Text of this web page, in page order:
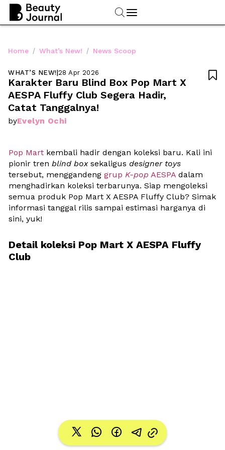
Home / What’s New! / News Scoop
WHAT’S NEW!|28 Apr 2026
Karakter Baru Blind Box Pop Mart X
AESPA Fluffy Club Segera Hadir,
Catat Tanggalnya!
byEvelyn Ochi

Pop Mart kembali hadir dengan koleksi baru. Kali ini
pionir tren blind box sekaligus designer toys
tersebut, menggandeng grup K-pop AESPA dalam
menghadirkan koleksi terbarunya. Siap mengoleksi
semua produk Pop Mart X AESPA Fluffy Club? Simak
informasi tanggal rilis sampai estimasi harganya di
sini, yuk!
Detail koleksi Pop Mart X AESPA Fluffy
Club